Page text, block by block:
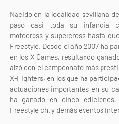
Nacido en la localidad sevillana
pasó casi toda su infancia
motocross y supercross hasta
Freestyle. Desde el año 2007 ha
en los X Games, resultando
alzó con el campeonato más
X-Fighters, en los que ha
actuaciones importantes en su
ha ganado en cinco
Freestyle ch. y demás eventos